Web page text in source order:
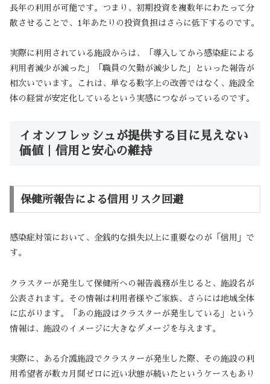
長年の利用が可能です。つまり、初期投資を複数年にわたって分
散させることで、1年あたりの投資負担はさらに低下するのです。
実際に利用されている施設からは、「導入してから感染症による
利用者減少が減った」「職員の欠勤が減少した」といった報告が
相次いでいます。これは、単なる数字上の改善ではなく、施設全
体の経営が安定化しているという実感につながっているのです。
イオンフレッシュが提供する目に見えない
価値｜信用と安心の維持
保健所報告による信用リスク回避
感染症対策において、金銭的な損失以上に重要なのが「信用」で
す。
クラスターが発生して保健所への報告義務が生じると、施設名が
公表されます。その情報は利用者様やご家族、さらには地域全体
に広がります。「あの施設はクラスターが発生している」という
情報は、施設のイメージに大きなダメージを与えます。
実際に、ある介護施設でクラスターが発生した際、その施設の利
用希望者が数カ月間ゼロに近い状態が続いたというケースもあり